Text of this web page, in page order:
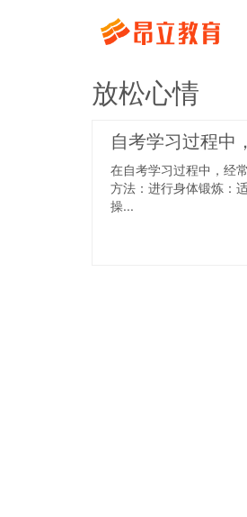
放松心情
自考学习过程中
在自考学习过程中，经
方法：进行身体锻炼：
操...